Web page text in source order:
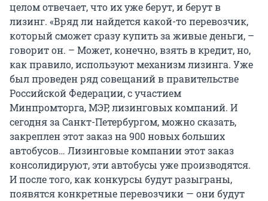
целом отвечает, что их уже берут, и берут в
лизинг. «Вряд ли найдется какой-то перевозчик,
который сможет сразу купить за живые деньги, –
говорит он. – Может, конечно, взять в кредит, но,
как правило, используют механизм лизинга. Уже
был проведен ряд совещаний в правительстве
Российской Федерации, с участием
Минпромторга, МЭР, лизинговых компаний. И
сегодня за Санкт-Петербургом, можно сказать,
закреплен этот заказ на 900 новых больших
автобусов… Лизинговые компании этот заказ
консолидируют, эти автобусы уже производятся.
И после того, как конкурсы будут разыграны,
появятся конкретные перевозчики — они будут